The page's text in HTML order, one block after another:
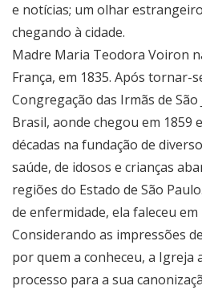
e notícias; um olhar
chegando à cidade.
Madre Maria Teodora Voiron
França, em 1835. Após tornar-
Congregação das Irmãs de
Brasil, aonde chegou em 1859
décadas na fundação de
saúde, de idosos e crianças
regiões do Estado de São
de enfermidade, ela faleceu em
Considerando as impressões
por quem a conheceu, a Igreja
processo para a sua